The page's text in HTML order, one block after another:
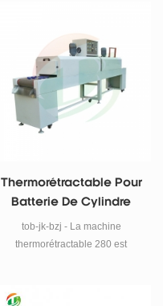
moulage thermorétractable.
Thermorétractable Pour
Batterie De Cylindre
tob-jk-bzj - La machine
thermorétractable 280 est
batterie cylindrique et combinée,